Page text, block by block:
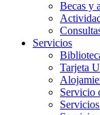
Becas y
Servicios
Tarjeta
Servicio